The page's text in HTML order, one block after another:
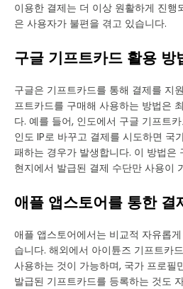
이용한 결제는 더 이상 원활하게 진행
은 사용자가 불편을 겪고 있습니다.
구글 기프트카드 활용 방
구글은 기프트카드를 통해 결제를 지
프트카드를 구매해 사용하는 방법은
다. 예를 들어, 인도에서 구글 기프트
인도 IP로 바꾸고 결제를 시도하면 국
패하는 경우가 발생합니다. 이 방법은
현지에서 발급된 결제 수단만 사용이
애플 앱스토어를 통한 결
애플 앱스토어에서는 비교적 자유롭
습니다. 해외에서 아이튠즈 기프트카
사용하는 것이 가능하며, 국가 프로필
발급된 기프트카드를 등록하는 것도